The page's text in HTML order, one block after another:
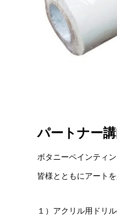
パートナー
ボタニーペインティ
皆様とともにアート
１）アクリル用ドリ